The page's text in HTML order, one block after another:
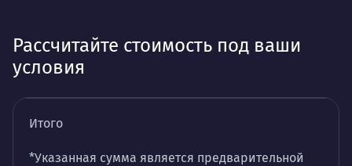
Рассчитайте стоимость под ваши
условия
Итого
*Указанная сумма является предварительной